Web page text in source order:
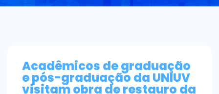
Acadêmicos de graduação
e pós-graduação da UNIUV
visitam obra de restauro da